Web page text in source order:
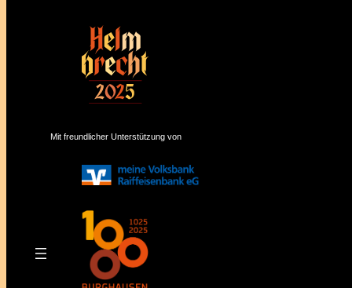
Mit freundlicher Unterstützung von